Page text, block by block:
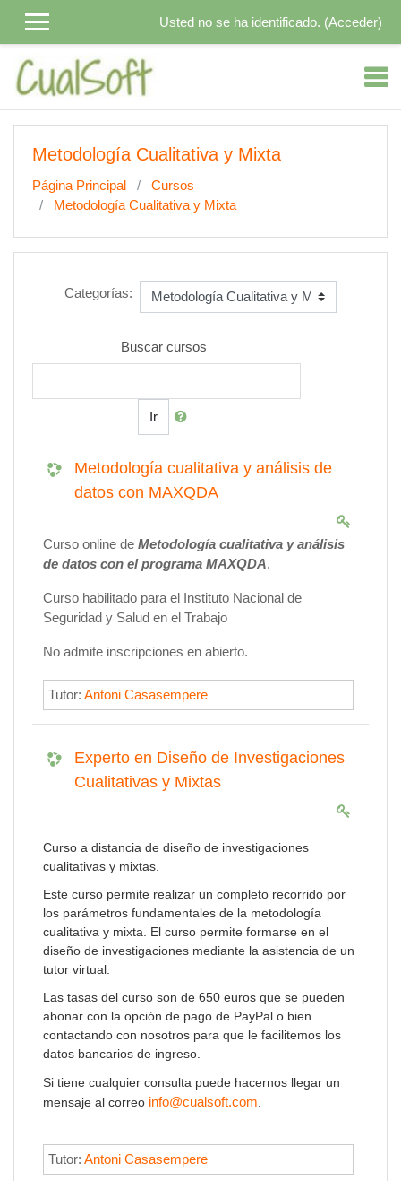
Usted no se ha identificado. (Acceder)
Metodología Cualitativa y Mixta
Página Principal
Cursos
Metodología Cualitativa y Mixta
Categorías:
Buscar cursos
Ir
Metodología cualitativa y análisis de
datos con MAXQDA
Curso online de Metodología cualitativa y análisis
de datos con el programa MAXQDA.
Curso habilitado para el Instituto Nacional de
Seguridad y Salud en el Trabajo
No admite inscripciones en abierto.
Tutor: Antoni Casasempere
Experto en Diseño de Investigaciones
Cualitativas y Mixtas
Curso a distancia de diseño de investigaciones
cualitativas y mixtas.
Este curso permite realizar un completo recorrido por
los parámetros fundamentales de la metodología
cualitativa y mixta. El curso permite formarse en el
diseño de investigaciones mediante la asistencia de un
tutor virtual.
Las tasas del curso son de 650 euros que se pueden
abonar con la opción de pago de PayPal o bien
contactando con nosotros para que le facilitemos los
datos bancarios de ingreso.
Si tiene cualquier consulta puede hacernos llegar un
mensaje al correo info@cualsoft.com
Tutor: Antoni Casasempere